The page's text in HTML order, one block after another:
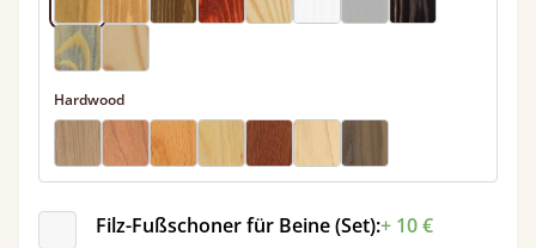
Hardwood
Filz-Fußschoner für Beine (Set):+ 10 €